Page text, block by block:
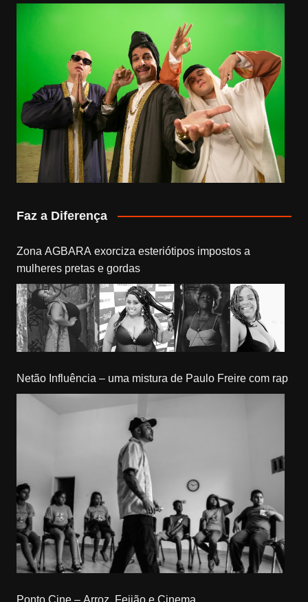
Faz a Diferença
Zona AGBARA exorciza esteriótipos impostos a
mulheres pretas e gordas
Netão Influência – uma mistura de Paulo Freire com rap
Ponto Cine – Arroz, Feijão e Cinema